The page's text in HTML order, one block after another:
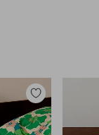
Lisää
suosikkeihin